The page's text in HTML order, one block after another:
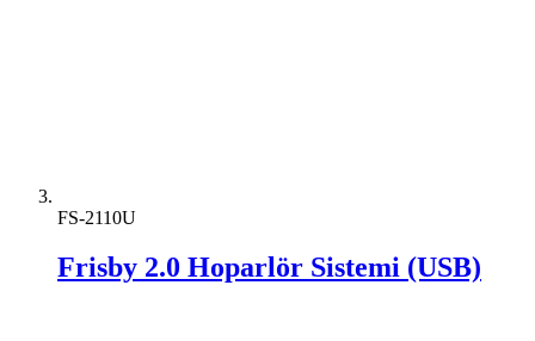
FS-2110U
Frisby 2.0 Hoparlör Sistemi (USB)